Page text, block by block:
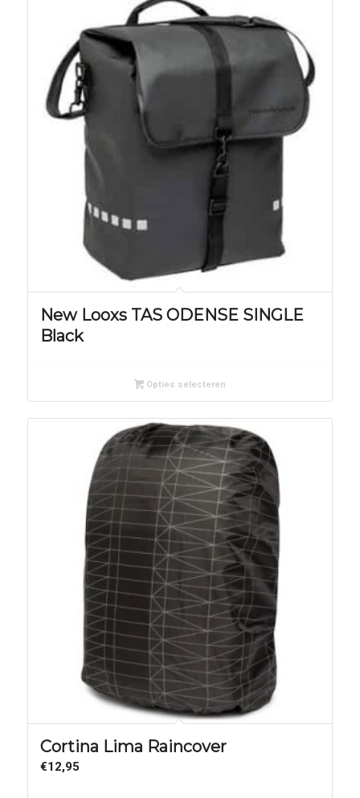
New Looxs TAS ODENSE SINGLE
Black
Opties selecteren
Cortina Lima Raincover
€12,95